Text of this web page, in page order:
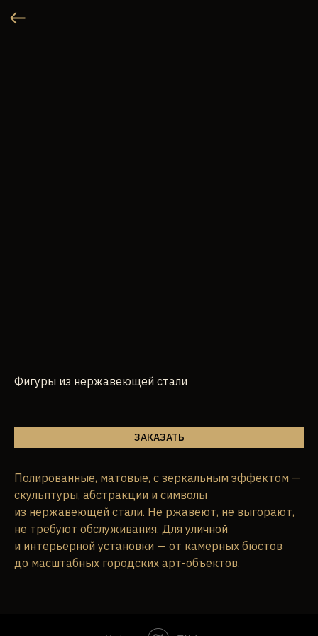
Фигуры из нержавеющей стали
ЗАКАЗАТЬ
Полированные, матовые, с зеркальным эффектом —
скульптуры, абстракции и символы
из нержавеющей стали. Не ржавеют, не выгорают,
не требуют обслуживания. Для уличной
и интерьерной установки — от камерных бюстов
до масштабных городских арт-объектов.